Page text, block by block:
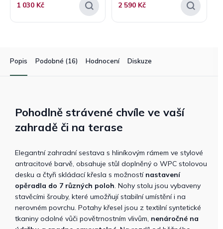
1 030 Kč 2 590 Kč
Popis Podobné (16) Hodnocení Diskuze
Pohodlně strávené chvíle ve vaší
zahradě či na terase
Elegantní zahradní sestava s hliníkovým rámem ve stylové
antracitové barvě, obsahuje stůl doplněný o WPC stolovou
desku a čtyři skládací křesla s možností nastavení
opěradla do 7 různých poloh. Nohy stolu jsou vybaveny
stavěcími šrouby, které umožňují stabilní umístění i na
nerovném povrchu. Potahy křesel jsou z textilní syntetické
tkaniny odolné vůči povětrnostním vlivům, nenáročné na